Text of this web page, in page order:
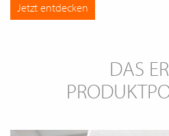
Jetzt entdecken
DAS